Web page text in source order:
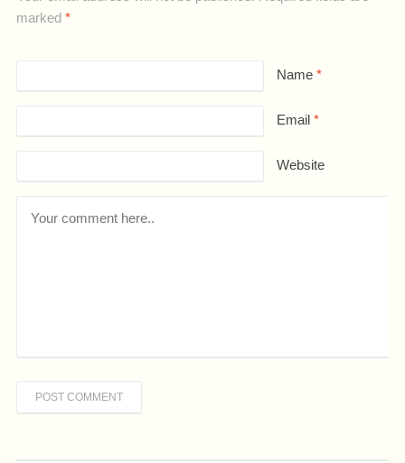
marked *
Name *
Email *
Website
POST COMMENT